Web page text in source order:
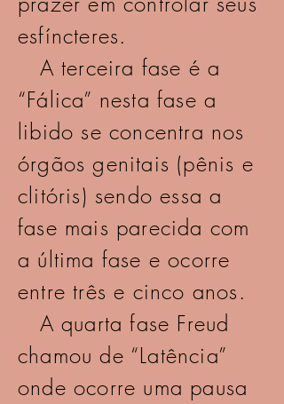
esfíncteres.
A terceira fase é a
“Fálica” nesta fase a
libido se concentra nos
órgãos genitais (pênis e
clitóris) sendo essa a
fase mais parecida com
a última fase e ocorre
entre três e cinco anos.
A quarta fase Freud
chamou de “Latência”
onde ocorre uma pausa